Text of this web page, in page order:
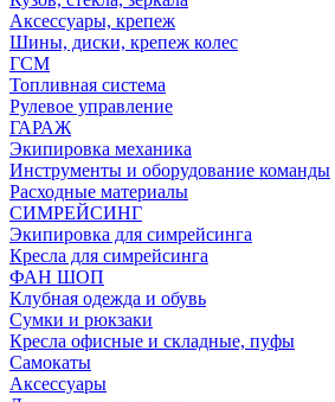
Аксессуары, крепеж
Шины, диски, крепеж колес
ГСМ
Топливная система
Рулевое управление
ГАРАЖ
Экипировка механика
Инструменты и оборудование команды
Расходные материалы
СИМРЕЙСИНГ
Экипировка для симрейсинга
Кресла для симрейсинга
ФАН ШОП
Клубная одежда и обувь
Сумки и рюкзаки
Кресла офисные и складные, пуфы
Самокаты
Аксессуары